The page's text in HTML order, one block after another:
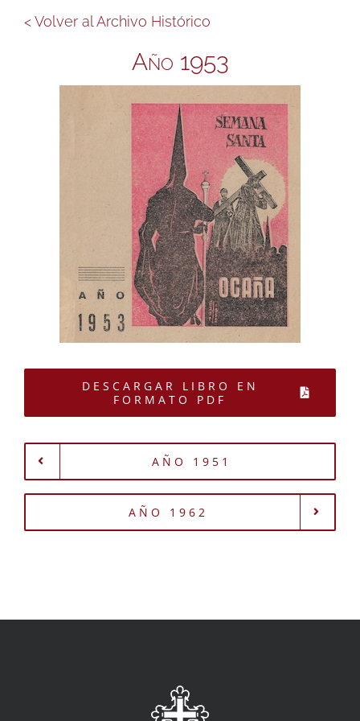
< Volver al Archivo Histórico
Año 1953
DESCARGAR LIBRO EN
FORMATO PDF
AÑO 1951
AÑO 1962